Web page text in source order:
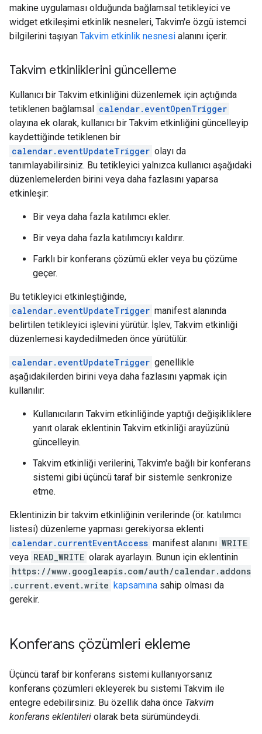
makine uygulaması olduğunda bağlamsal tetikleyici ve
widget etkileşimi etkinlik nesneleri, Takvim'e özgü istemci
bilgilerini taşıyan Takvim etkinlik nesnesi alanını içerir.
Takvim etkinliklerini güncelleme
Kullanıcı bir Takvim etkinliğini düzenlemek için açtığında
tetiklenen bağlamsal calendar.eventOpenTrigger
olayına ek olarak, kullanıcı bir Takvim etkinliğini güncelleyip
kaydettiğinde tetiklenen bir
calendar.eventUpdateTrigger olayı da
tanımlayabilirsiniz. Bu tetikleyici yalnızca kullanıcı aşağıdaki
düzenlemelerden birini veya daha fazlasını yaparsa
etkinleşir:
Bir veya daha fazla katılımcı ekler.
Bir veya daha fazla katılımcıyı kaldırır.
Farklı bir konferans çözümü ekler veya bu çözüme
geçer.
Bu tetikleyici etkinleştiğinde,
calendar.eventUpdateTrigger manifest alanında
belirtilen tetikleyici işlevini yürütür. İşlev, Takvim etkinliği
düzenlemesi kaydedilmeden önce yürütülür.
calendar.eventUpdateTrigger genellikle
aşağıdakilerden birini veya daha fazlasını yapmak için
kullanılır:
Kullanıcıların Takvim etkinliğinde yaptığı değişikliklere
yanıt olarak eklentinin Takvim etkinliği arayüzünü
güncelleyin.
Takvim etkinliği verilerini, Takvim'e bağlı bir konferans
sistemi gibi üçüncü taraf bir sistemle senkronize
etme.
Eklentinizin bir takvim etkinliğinin verilerinde (ör. katılımcı
listesi) düzenleme yapması gerekiyorsa eklenti
calendar.currentEventAccess manifest alanını WRITE
veya READ_WRITE olarak ayarlayın. Bunun için eklentinin
https://www.googleapis.com/auth/calendar.addons
.current.event.write kapsamına sahip olması da
gerekir.
Konferans çözümleri ekleme
Üçüncü taraf bir konferans sistemi kullanıyorsanız
konferans çözümleri ekleyerek bu sistemi Takvim ile
entegre edebilirsiniz. Bu özellik daha önce Takvim
konferans eklentileri olarak beta sürümündeydi.